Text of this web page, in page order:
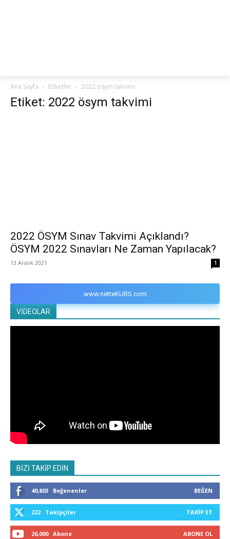
Ana Sayfa Etiketler 2022 ösym takvimi
Etiket: 2022 ösym takvimi
2022 ÖSYM Sınav Takvimi Açıklandı?
ÖSYM 2022 Sınavları Ne Zaman Yapılacak?
13 Aralık 2021 1
www.netteKURS.com
VİDEOLAR
BİZİ TAKİP EDİN
40,803 Beğenenler BEĞEN
222 Takipçiler TAKIP ET
26,000 Abone ABONE OL